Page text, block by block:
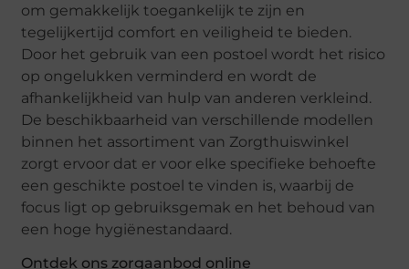
om gemakkelijk toegankelijk te zijn en
tegelijkertijd comfort en veiligheid te bieden.
Door het gebruik van een postoel wordt het risico
op ongelukken verminderd en wordt de
afhankelijkheid van hulp van anderen verkleind.
De beschikbaarheid van verschillende modellen
binnen het assortiment van Zorgthuiswinkel
zorgt ervoor dat er voor elke specifieke behoefte
een geschikte postoel te vinden is, waarbij de
focus ligt op gebruiksgemak en het behoud van
een hoge hygiënestandaard.
Ontdek ons zorgaanbod online